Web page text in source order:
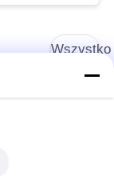
Wszystko
do
stojana
do